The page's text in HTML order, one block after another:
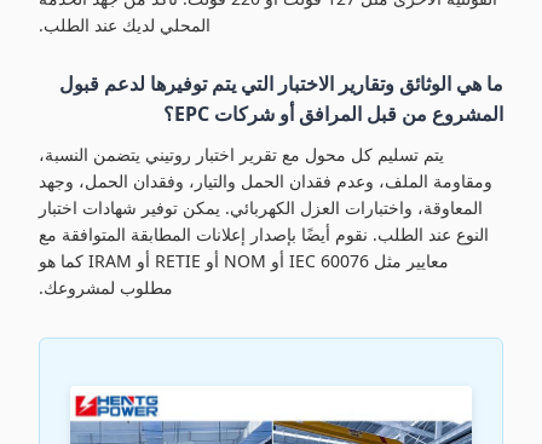
المحلي لديك عند الطلب.
ما هي الوثائق وتقارير الاختبار التي يتم توفيرها لدعم قبول
المشروع من قبل المرافق أو شركات EPC؟
يتم تسليم كل محول مع تقرير اختبار روتيني يتضمن النسبة،
ومقاومة الملف، وعدم فقدان الحمل والتيار، وفقدان الحمل، وجهد
المعاوقة، واختبارات العزل الكهربائي. يمكن توفير شهادات اختبار
النوع عند الطلب. نقوم أيضًا بإصدار إعلانات المطابقة المتوافقة مع
معايير مثل IEC 60076 أو NOM أو RETIE أو IRAM كما هو
مطلوب لمشروعك.